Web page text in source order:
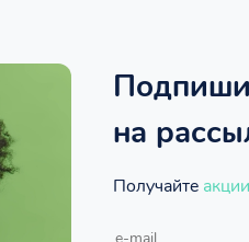
на
Получайте